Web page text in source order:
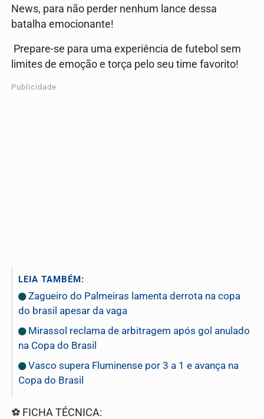
News, para não perder nenhum lance dessa
batalha emocionante!
Prepare-se para uma experiência de futebol sem
limites de emoção e torça pelo seu time favorito!
Publicidade
LEIA TAMBÉM:
Zagueiro do Palmeiras lamenta derrota na copa
do brasil apesar da vaga
Mirassol reclama de arbitragem após gol anulado
na Copa do Brasil
Vasco supera Fluminense por 3 a 1 e avança na
Copa do Brasil
⚽️ FICHA TÉCNICA: